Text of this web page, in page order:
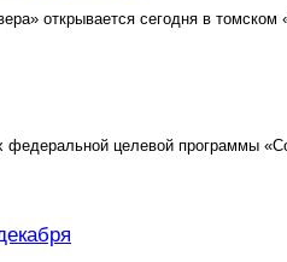
открывается сегодня в
целевой программы